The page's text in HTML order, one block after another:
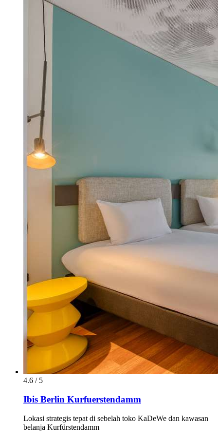
4.6 / 5
Ibis Berlin Kurfuerstendamm
Lokasi strategis tepat di sebelah toko KaDeWe dan kawasan
belanja Kurfürstendamm